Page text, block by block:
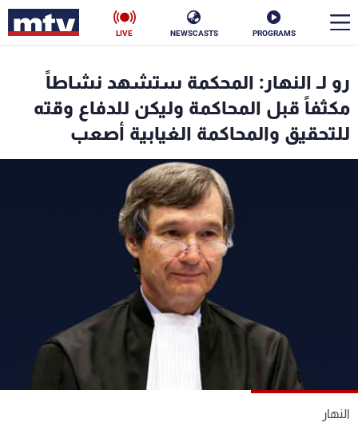
PROGRAMS
NEWSCASTS
LIVE
رو لـ النهار: المحكمة ستشهد نشاطاً
مكثفاً قبل المحاكمة وليكن للدفاع وقته
للتحقيق والمحاكمة الغيابية أصعب
النهار
الأخبار
سياسة ناس
فن
رياضة
جدول البرامج
شاهد البرامج
الترددات